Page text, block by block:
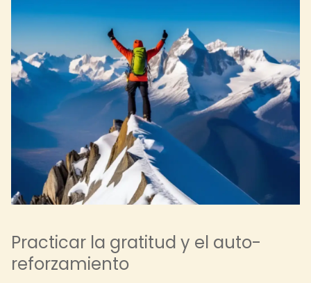
Practicar la gratitud y el auto-
reforzamiento